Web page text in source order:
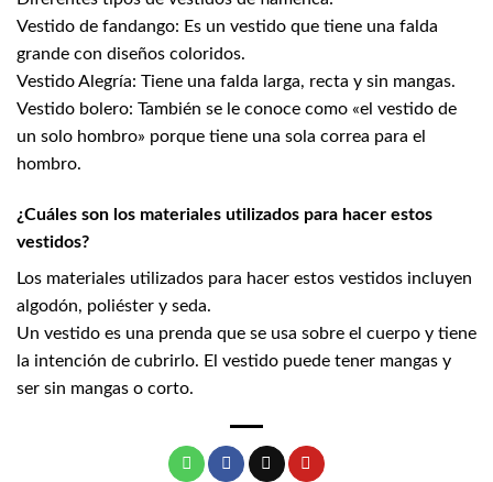
Vestido de fandango: Es un vestido que tiene una falda
grande con diseños coloridos.
Vestido Alegría: Tiene una falda larga, recta y sin mangas.
Vestido bolero: También se le conoce como «el vestido de
un solo hombro» porque tiene una sola correa para el
hombro.
¿Cuáles son los materiales utilizados para hacer estos
vestidos?
Los materiales utilizados para hacer estos vestidos incluyen
algodón, poliéster y seda.
Un vestido es una prenda que se usa sobre el cuerpo y tiene
la intención de cubrirlo. El vestido puede tener mangas y
ser sin mangas o corto.